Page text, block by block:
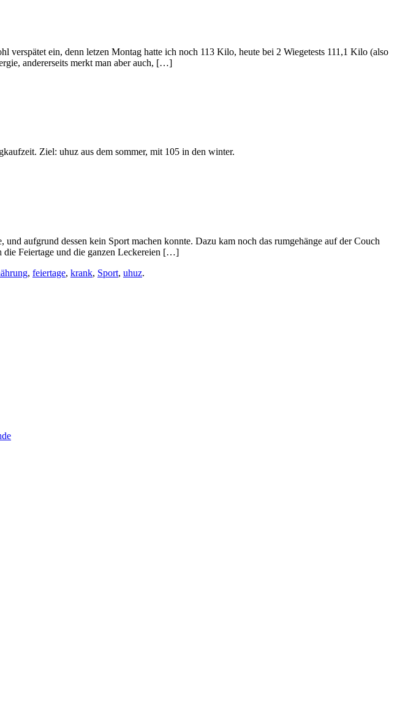
ein, denn letzen Montag hatte ich noch 113 Kilo, heute bei 2 Wiegetests 111,1 Kilo (also
andererseits merkt man aber auch, […]
Ziel: uhuz aus dem sommer, mit 105 in den winter.
aufgrund dessen kein Sport machen konnte. Dazu kam noch das rumgehänge auf der Couch
die Feiertage und die ganzen Leckereien […]
, feiertage, krank, Sport, uhuz.